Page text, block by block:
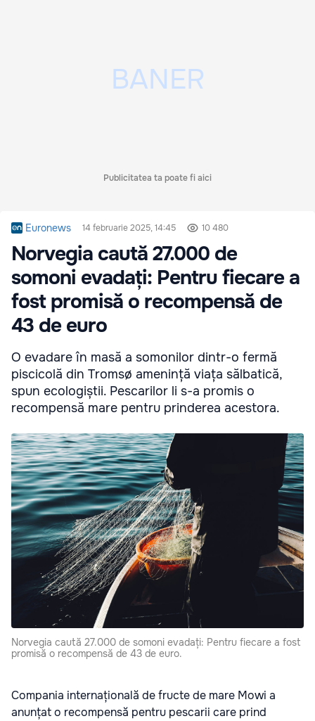
Publicitatea ta poate fi aici
Euronews 14 februarie 2025, 14:45 10 480
Norvegia caută 27.000 de
somoni evadați: Pentru fiecare a
fost promisă o recompensă de
43 de euro
O evadare în masă a somonilor dintr-o fermă
piscicolă din Tromsø amenință viața sălbatică,
spun ecologiștii. Pescarilor li s-a promis o
recompensă mare pentru prinderea acestora.
Norvegia caută 27.000 de somoni evadați: Pentru fiecare a fost
promisă o recompensă de 43 de euro.
Compania internațională de fructe de mare Mowi a
anunțat o recompensă pentru pescarii care prind